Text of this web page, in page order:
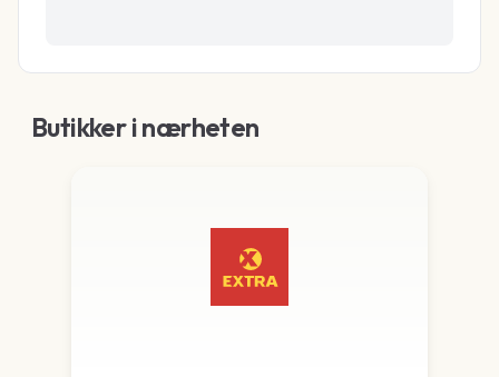
Butikker i nærheten